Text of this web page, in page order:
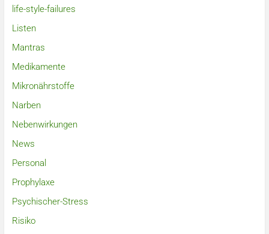
life-style-failures
Listen
Mantras
Medikamente
Mikronährstoffe
Narben
Nebenwirkungen
News
Personal
Prophylaxe
Psychischer-Stress
Risiko